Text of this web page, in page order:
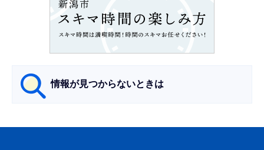
情報が見つからないときは